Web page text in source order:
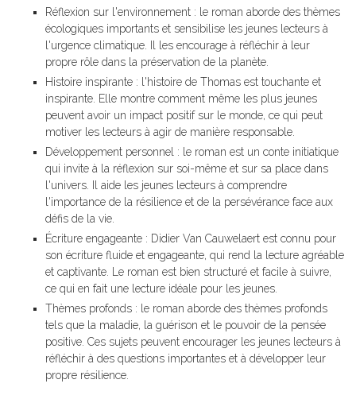
Réflexion sur l'environnement : le roman aborde des thèmes
écologiques importants et sensibilise les jeunes lecteurs à
l'urgence climatique. Il les encourage à réfléchir à leur
propre rôle dans la préservation de la planète.
Histoire inspirante : l'histoire de Thomas est touchante et
inspirante. Elle montre comment même les plus jeunes
peuvent avoir un impact positif sur le monde, ce qui peut
motiver les lecteurs à agir de manière responsable.
Développement personnel : le roman est un conte initiatique
qui invite à la réflexion sur soi-même et sur sa place dans
l'univers. Il aide les jeunes lecteurs à comprendre
l'importance de la résilience et de la persévérance face aux
défis de la vie.
Écriture engageante : Didier Van Cauwelaert est connu pour
son écriture fluide et engageante, qui rend la lecture agréable
et captivante. Le roman est bien structuré et facile à suivre,
ce qui en fait une lecture idéale pour les jeunes.
Thèmes profonds : le roman aborde des thèmes profonds
tels que la maladie, la guérison et le pouvoir de la pensée
positive. Ces sujets peuvent encourager les jeunes lecteurs à
réfléchir à des questions importantes et à développer leur
propre résilience.